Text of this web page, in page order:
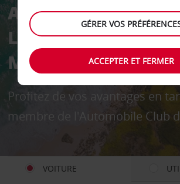
Avis partenaire de
L'Automobile Club
Monaco
Profitez de vos avantages en
membre de l'Automobile Club
VOITURE
GÉRER VOS
ACCEPTER ET FERMER